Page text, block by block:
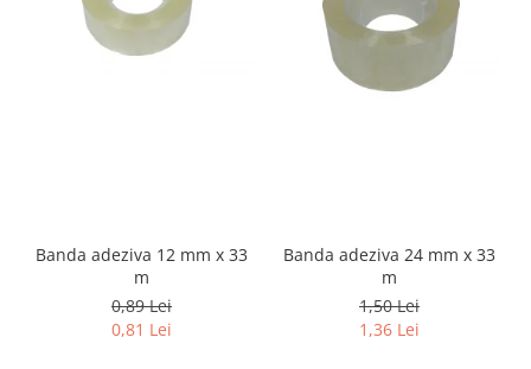
Banda adeziva 12 mm x 33
m
0,89 Lei
0,81 Lei
Banda adeziva 24 mm x 33
m
1,50 Lei
1,36 Lei